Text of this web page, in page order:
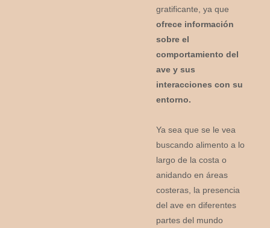
gratificante, ya que
ofrece información
sobre el
comportamiento del
ave y sus
interacciones con su
entorno.
Ya sea que se le vea
buscando alimento a lo
largo de la costa o
anidando en áreas
costeras, la presencia
del ave en diferentes
partes del mundo